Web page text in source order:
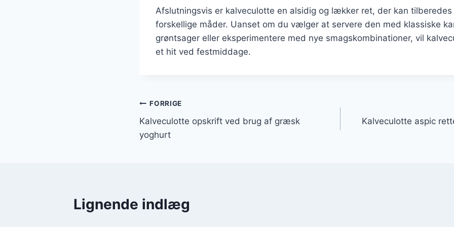
Afslutningsvis er kalveculotte en alsidig og lækker ret, der kan tilberedes
forskellige måder. Uanset om du vælger at servere den med klassiske
grøntsager eller eksperimentere med nye smagskombinationer, vil
et hit ved festmiddage.
Indlægsnavigation
FORRIGE
Kalveculotte opskrift ved brug af græsk
yoghurt
Kalveculotte aspic
Lignende indlæg